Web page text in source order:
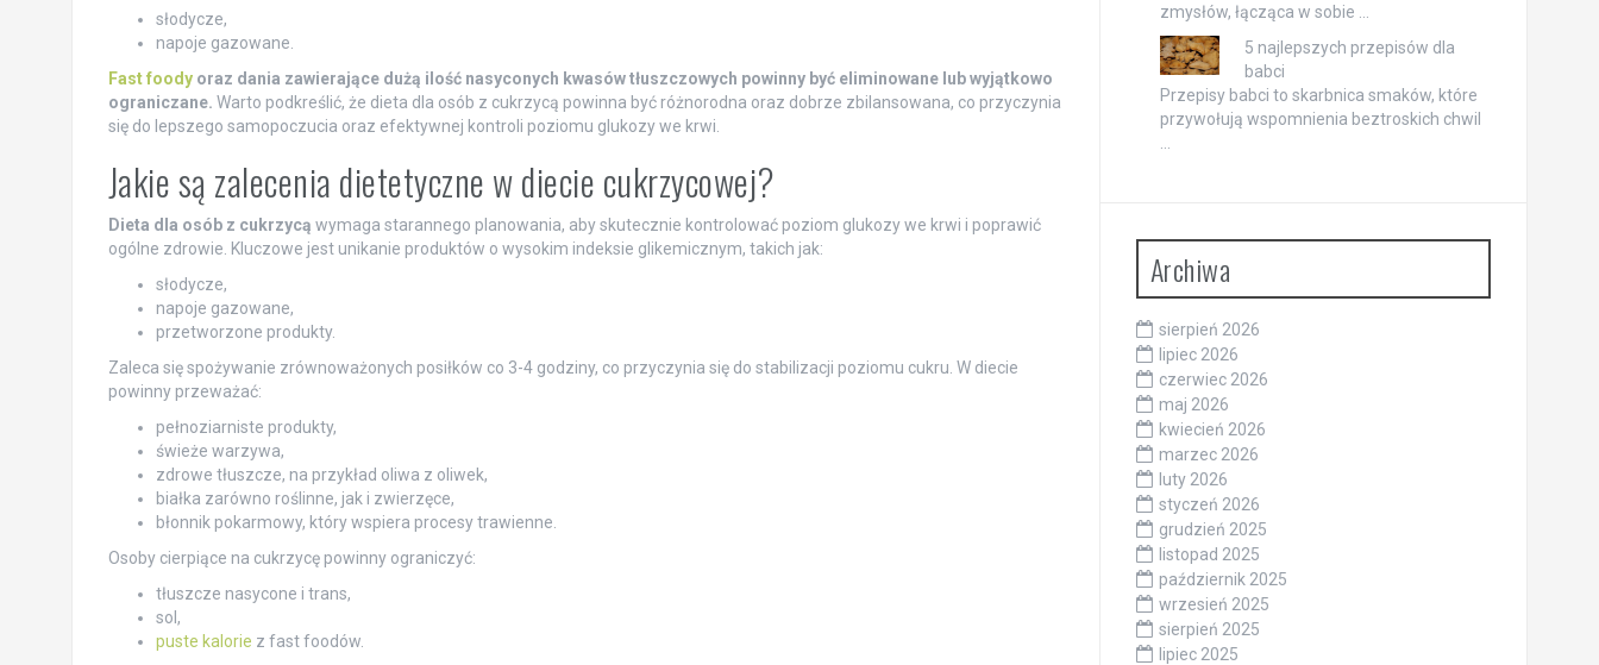
słodycze,
napoje gazowane.
Fast foodyoraz dania zawierające dużą ilość nasyconych kwasów tłuszczowych powinny być eliminowane lub wyjątkowo
ograniczane. Warto podkreślić, że dieta dla osób z cukrzycą powinna być różnorodna oraz dobrze zbilansowana, co przyczynia
się do lepszego samopoczucia oraz efektywnej kontroli poziomu glukozy we krwi.
Jakie są zalecenia dietetyczne w diecie cukrzycowej?
Dieta dla osób z cukrzycą wymaga starannego planowania, aby skutecznie kontrolować poziom glukozy we krwi i poprawić
ogólne zdrowie. Kluczowe jest unikanie produktów o wysokim indeksie glikemicznym, takich jak:
słodycze,
napoje gazowane,
przetworzone produkty.
Zaleca się spożywanie zrównoważonych posiłków co 3-4 godziny, co przyczynia się do stabilizacji poziomu cukru. W diecie
powinny przeważać:
pełnoziarniste produkty,
świeże warzywa,
zdrowe tłuszcze, na przykład oliwa z oliwek,
białka zarówno roślinne, jak i zwierzęce,
błonnik pokarmowy, który wspiera procesy trawienne.
Osoby cierpiące na cukrzycę powinny ograniczyć:
tłuszcze nasycone i trans,
sol,
puste kalorie z fast foodów.
zmysłów, łącząca w sobie …
5 najlepszych przepisów dla
babci
Przepisy babci to skarbnica smaków, które
przywołują wspomnienia beztroskich chwil
Archiwa
sierpień 2026
lipiec 2026
czerwiec 2026
maj 2026
kwiecień 2026
marzec 2026
luty 2026
styczeń 2026
grudzień 2025
listopad 2025
październik 2025
wrzesień 2025
sierpień 2025
lipiec 2025